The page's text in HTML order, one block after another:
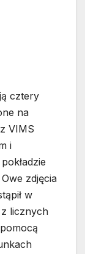
cztery
na
VIMS
i
zdjęcia
w
licznych